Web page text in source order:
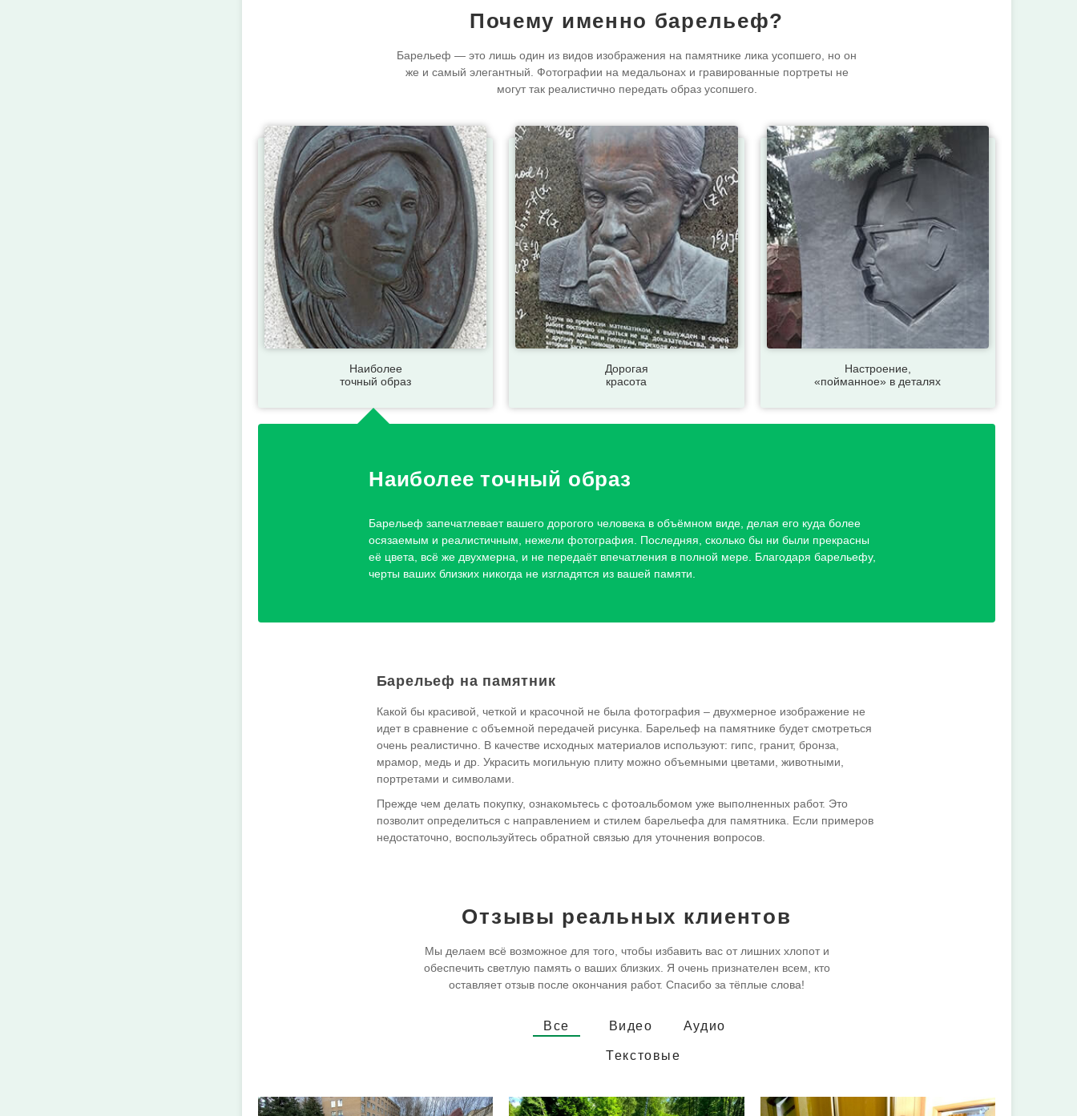
Почему именно барельеф?
Барельеф — это лишь один из видов изображения на памятнике лика усопшего, но он
же и самый элегантный. Фотографии на медальонах и гравированные портреты не
могут так реалистично передать образ усопшего.
Наиболее
точный образ
Дорогая
красота
Настроение,
«пойманное» в деталях
Наиболее точный образ
Барельеф запечатлевает вашего дорогого человека в объёмном виде, делая его куда более
осязаемым и реалистичным, нежели фотография. Последняя, сколько бы ни были прекрасны
её цвета, всё же двухмерна, и не передаёт впечатления в полной мере. Благодаря барельефу,
черты ваших близких никогда не изгладятся из вашей памяти.
Барельеф на памятник
Какой бы красивой, четкой и красочной не была фотография – двухмерное изображение не
идет в сравнение с объемной передачей рисунка. Барельеф на памятнике будет смотреться
очень реалистично. В качестве исходных материалов используют: гипс, гранит, бронза,
мрамор, медь и др. Украсить могильную плиту можно объемными цветами, животными,
портретами и символами.
Прежде чем делать покупку, ознакомьтесь с фотоальбомом уже выполненных работ. Это
позволит определиться с направлением и стилем барельефа для памятника. Если примеров
недостаточно, воспользуйтесь обратной связью для уточнения вопросов.
Отзывы реальных клиентов
Мы делаем всё возможное для того, чтобы избавить вас от лишних хлопот и
обеспечить светлую память о ваших близких. Я очень признателен всем, кто
оставляет отзыв после окончания работ. Спасибо за тёплые слова!
Все Видео Аудио
Текстовые